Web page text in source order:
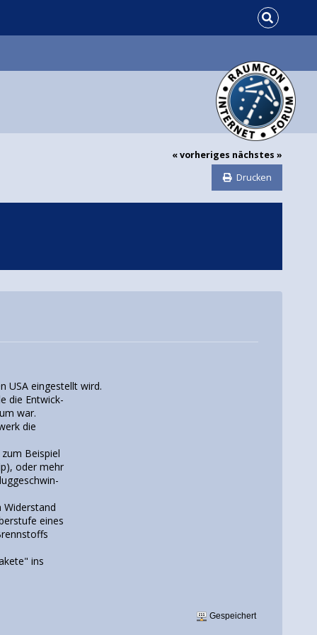
« vorheriges nächstes »
Drucken
USA eingestellt wird.
die Entwick-
war.
die
Beispiel
oder mehr
Widerstand
eines
ins
Gespeichert